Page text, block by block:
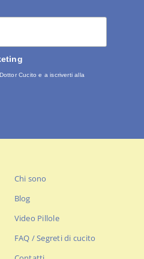
Cucito e a iscriverti alla
Chi sono
Blog
Video Pillole
FAQ / Segreti di cucito